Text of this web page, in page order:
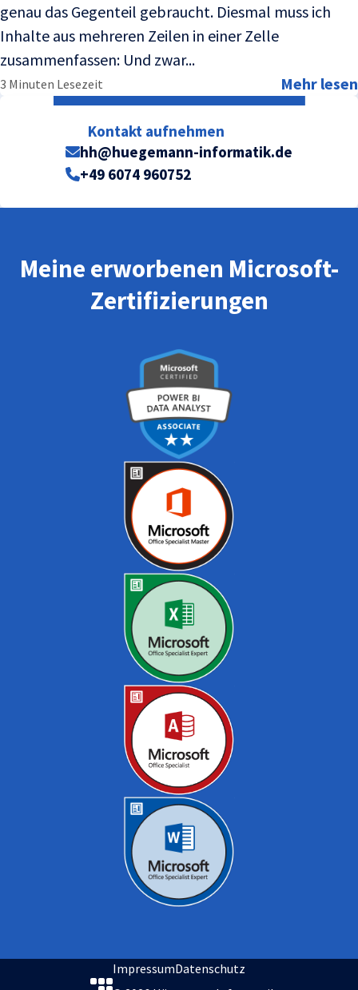
genau das Gegenteil gebraucht. Diesmal muss ich
Inhalte aus mehreren Zeilen in einer Zelle
zusammenfassen: Und zwar...
3 Minuten Lesezeit Mehr lesen
Kontakt aufnehmen
hh@huegemann-informatik.de
+49 6074 960752
Meine erworbenen Microsoft-
Zertifizierungen
ImpressumDatenschutz